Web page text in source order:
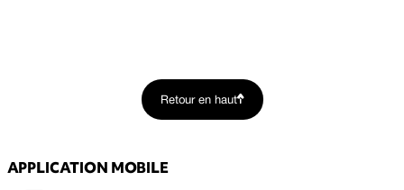
Retour en haut
APPLICATION MOBILE